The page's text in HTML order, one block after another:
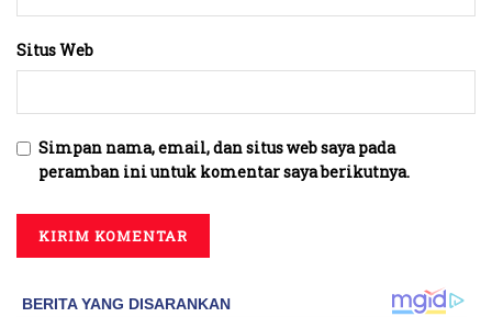
Situs Web
Simpan nama, email, dan situs web saya pada
peramban ini untuk komentar saya berikutnya.